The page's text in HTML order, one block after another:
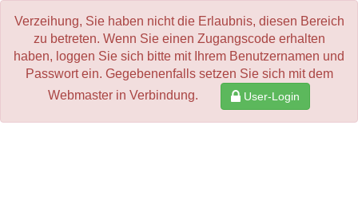
Verzeihung, Sie haben nicht die Erlaubnis, diesen Bereich
zu betreten. Wenn Sie einen Zugangscode erhalten
haben, loggen Sie sich bitte mit Ihrem Benutzernamen und
Passwort ein. Gegebenenfalls setzen Sie sich mit dem
Webmaster in Verbindung.
User-Login